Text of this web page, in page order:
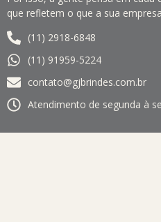
que refletem o que a sua
(11) 2918-6848
(11) 91959-5224
contato@gjbrindes.com.br
Atendimento de segunda à